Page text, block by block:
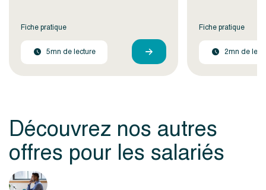
Fiche pratique
5mn de lecture
Fiche pratique
2mn de
Découvrez nos autres
offres pour les salariés